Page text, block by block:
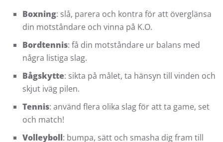
Boxning: slå, parera och kontra för att överglänsa
din motståndare och vinna på K.O.
Bordtennis: få din motståndare ur balans med
några listiga slag.
Bågskytte: sikta på målet, ta hänsyn till vinden och
skjut iväg pilen.
Tennis: använd flera olika slag för att ta game, set
och match!
Volleyboll: bumpa, sätt och smasha dig fram till